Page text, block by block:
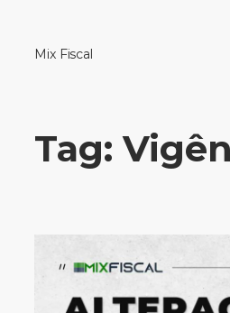
Mix Fiscal
Tag: